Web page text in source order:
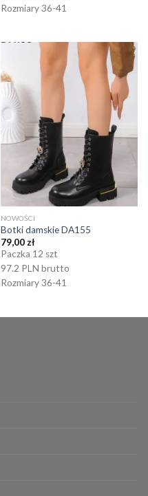
Rozmiary 36-41
NOWOŚCI
Botki damskie DA155
79,00zł
Paczka 12 szt
97.2 PLN brutto
Rozmiary 36-41